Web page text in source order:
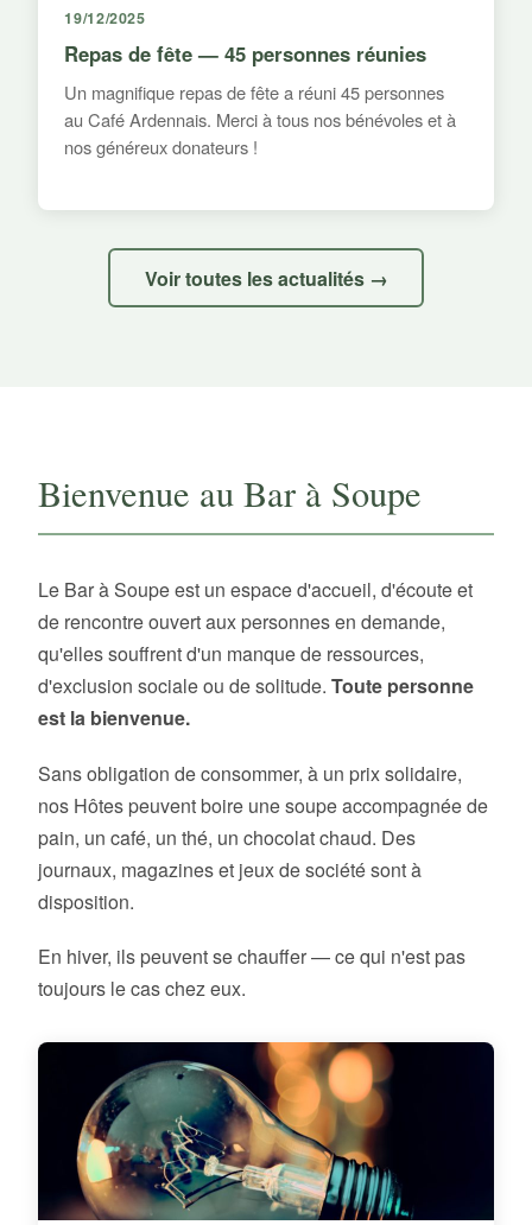
19/12/2025
Repas de fête — 45 personnes réunies
Un magnifique repas de fête a réuni 45 personnes
au Café Ardennais. Merci à tous nos bénévoles et à
nos généreux donateurs !
Voir toutes les actualités →
Bienvenue au Bar à Soupe
Le Bar à Soupe est un espace d'accueil, d'écoute et
de rencontre ouvert aux personnes en demande,
qu'elles souffrent d'un manque de ressources,
d'exclusion sociale ou de solitude. Toute personne
est la bienvenue.
Sans obligation de consommer, à un prix solidaire,
nos Hôtes peuvent boire une soupe accompagnée de
pain, un café, un thé, un chocolat chaud. Des
journaux, magazines et jeux de société sont à
disposition.
En hiver, ils peuvent se chauffer — ce qui n'est pas
toujours le cas chez eux.